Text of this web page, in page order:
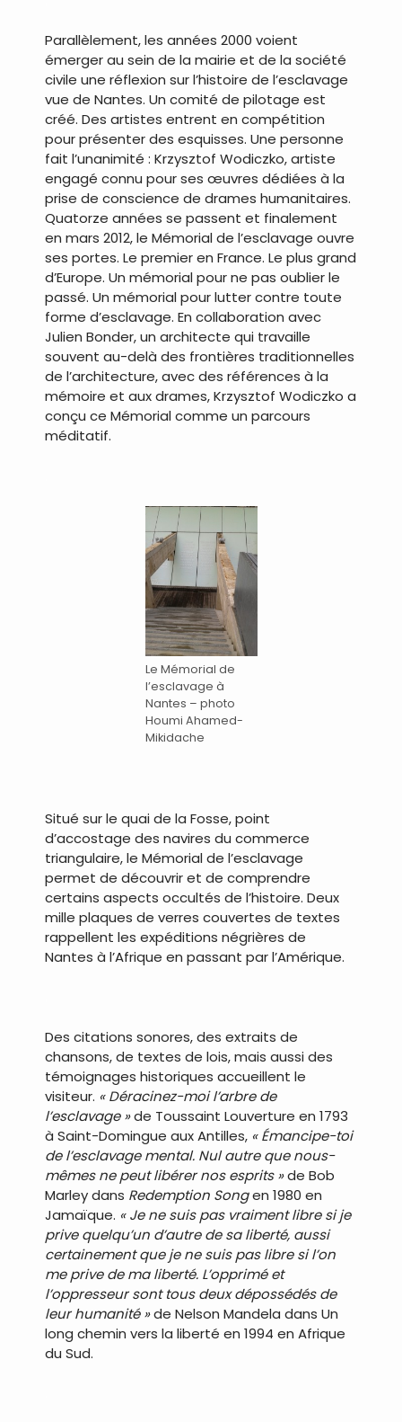
Parallèlement, les années 2000 voient
émerger au sein de la mairie et de la société
civile une réflexion sur l’histoire de l’esclavage
vue de Nantes. Un comité de pilotage est
créé. Des artistes entrent en compétition
pour présenter des esquisses. Une personne
fait l’unanimité : Krzysztof Wodiczko, artiste
engagé connu pour ses œuvres dédiées à la
prise de conscience de drames humanitaires.
Quatorze années se passent et finalement
en mars 2012, le Mémorial de l’esclavage ouvre
ses portes. Le premier en France. Le plus grand
d’Europe. Un mémorial pour ne pas oublier le
passé. Un mémorial pour lutter contre toute
forme d’esclavage. En collaboration avec
Julien Bonder, un architecte qui travaille
souvent au-delà des frontières traditionnelles
de l’architecture, avec des références à la
mémoire et aux drames, Krzysztof Wodiczko a
conçu ce Mémorial comme un parcours
méditatif.
Le Mémorial de
l’esclavage à
Nantes – photo
Houmi Ahamed-
Mikidache
Situé sur le quai de la Fosse, point
d’accostage des navires du commerce
triangulaire, le Mémorial de l’esclavage
permet de découvrir et de comprendre
certains aspects occultés de l’histoire. Deux
mille plaques de verres couvertes de textes
rappellent les expéditions négrières de
Nantes à l’Afrique en passant par l’Amérique.
Des citations sonores, des extraits de
chansons, de textes de lois, mais aussi des
témoignages historiques accueillent le
visiteur. « Déracinez-moi l’arbre de
l’esclavage »de Toussaint Louverture en 1793
à Saint-Domingue aux Antilles, « Émancipe-toi
de l’esclavage mental. Nul autre que nous-
mêmes ne peut libérer nos esprits »de Bob
Marley dans Redemption Songen 1980 en
Jamaïque. « Je ne suis pas vraiment libre si je
prive quelqu’un d’autre de sa liberté, aussi
certainement que je ne suis pas libre si l’on
me prive de ma liberté. L’opprimé et
l’oppresseur sont tous deux dépossédés de
leur humanité »de Nelson Mandela dans Un
long chemin vers la liberté en 1994 en Afrique
du Sud.